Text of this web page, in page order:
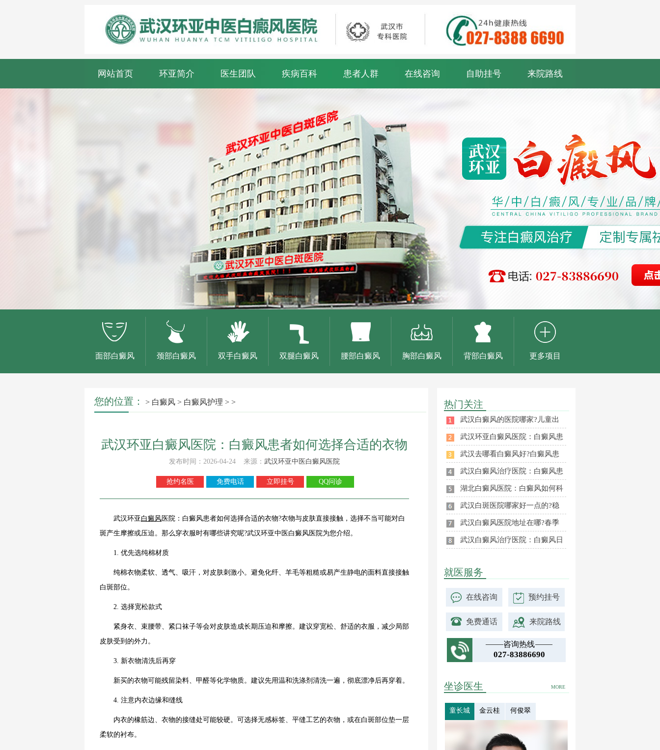
网站首页 环亚简介 医生团队 疾病百科 患者人群 在线咨询 自助挂号 来院路线
面部白癜风 颈部白癜风 双手白癜风 双腿白癜风 腰部白癜风 胸部白癜风 背部白癜风 更多项目
您的位置： > 白癜风 > 白癜风护理 > >
武汉环亚白癜风医院：白癜风患者如何选择合适的衣物
发布时间：2026-04-24 来源： 武汉环亚中医白癜风医院
抢约名医 免费电话 立即挂号 QQ问诊
武汉环亚 白癜风 医院：白癜风患者如何选择合适的衣物?衣物与皮肤直接接触，选择不当可能对白
斑产生摩擦或压迫。那么穿衣服时有哪些讲究呢?武汉环亚中医白癜风医院为您介绍。
1. 优先选纯棉材质
纯棉衣物柔软、透气、吸汗，对皮肤刺激小。避免化纤、羊毛等粗糙或易产生静电的面料直接接触
白斑部位。
2. 选择宽松款式
紧身衣、束腰带、紧口袜子等会对皮肤造成长期压迫和摩擦。建议穿宽松、舒适的衣服，减少局部
皮肤受到的外力。
3. 新衣物清洗后再穿
新买的衣物可能残留染料、甲醛等化学物质。建议先用温和洗涤剂清洗一遍，彻底漂净后再穿着。
4. 注意内衣边缘和缝线
内衣的橡筋边、衣物的接缝处可能较硬。可选择无感标签、平缝工艺的衣物，或在白斑部位垫一层
柔软的衬布。
热门关注
武汉白癜风的医院哪家?儿童出
武汉环亚白癜风医院：白癜风患
武汉去哪看白癜风好?白癜风患
武汉白癜风治疗医院：白癜风患
湖北白癜风医院：白癜风如何科
武汉白斑医院哪家好一点的?稳
武汉白癜风医院地址在哪?春季
武汉白癜风治疗医院：白癜风日
就医服务
在线咨询 预约挂号
免费通话 来院路线
咨询热线
027-83886690
MORE
坐诊医生
童长城 金云桂 何俊翠